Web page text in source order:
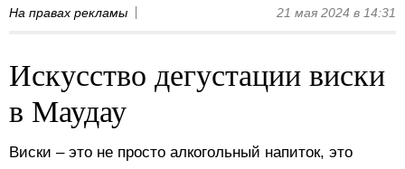
На правах рекламы 21 мая 2024 в 14:31
Искусство дегустации виски
в Маудау
Виски – это не просто алкогольный напиток, это